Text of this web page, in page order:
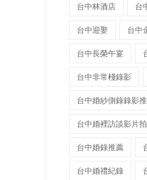
台中林酒店 台
台中迎娶 台中
台中長榮午宴
台中非常棧錄影
台中婚紗側錄錄影
台中婚裡訪談影片
台中婚錄推薦
台中婚禮紀錄